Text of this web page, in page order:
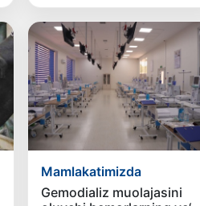
Mamlakatimizda
Gemodializ muolajasini